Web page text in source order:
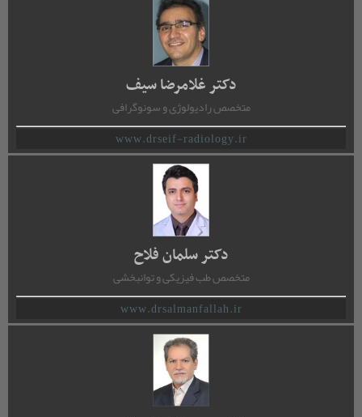
دکتر غلامرضا سیف
متخصص رادیولوژی و سونوگرافی
www.drseif-radiology.ir
دکتر سلمان فلاح
متخصص طب فیزیکی و توانبخشی
www.drsalmanfallah.ir